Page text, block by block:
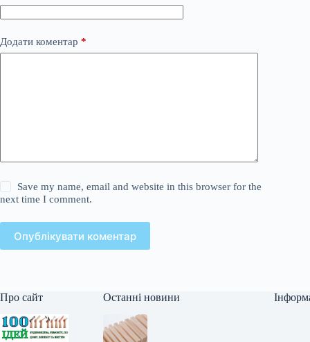
Додати коментар *
Save my name, email and website in this browser for the
next time I comment.
Опублікувати коментар
Про сайт Останні новини